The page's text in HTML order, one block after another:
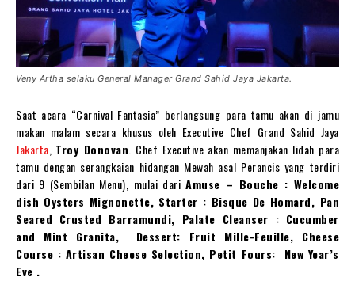
Veny Artha selaku General Manager Grand Sahid Jaya Jakarta.
Saat acara “Carnival Fantasia” berlangsung para tamu akan di jamu
makan malam secara khusus oleh Executive Chef Grand Sahid Jaya
Jakarta Troy Donovan . Chef Executive akan memanjakan lidah para
tamu dengan serangkaian hidangan Mewah asal Perancis yang terdiri
dari 9 (Sembilan Menu), mulai dariAmuse – Bouche : Welcome
dish Oysters Mignonette, Starter : Bisque De Homard, Pan
Seared Crusted Barramundi, Palate Cleanser : Cucumber
and Mint Granita, Dessert: Fruit Mille-Feuille, Cheese
Course : Artisan Cheese Selection, Petit Fours: New Year’s
Eve .